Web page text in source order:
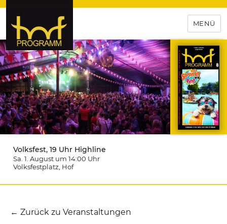
hof-programm – das
Veranstaltungsportal für
Hochfranken
MENÜ
Volksfest, 19 Uhr Highline
Sa. 1. August um 14:00 Uhr
Volksfestplatz , Hof
← Zurück zu Veranstaltungen